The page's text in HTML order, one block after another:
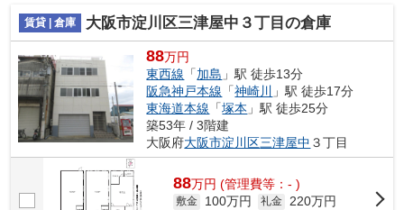
賃貸 | 倉庫 大阪市淀川区三津屋中３丁目の倉庫
88万円
東西線 「加島 」駅 徒歩13分
阪急神戸本線 「神崎川 」駅 徒歩17分
東海道本線 「塚本 」駅 徒歩25分
築53年 / 3階建
大阪府大阪市淀川区三津屋中 ３丁目
88万円 (管理費等：- )
敷金 100万円 礼金
220万円